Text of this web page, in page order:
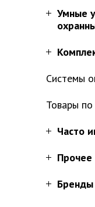
Умные
Системы
Товары по
Часто
Прочее
Бренды